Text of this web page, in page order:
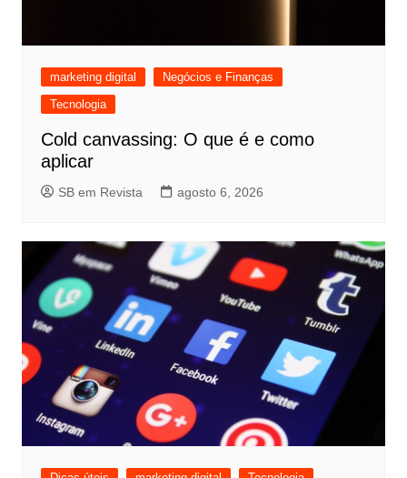
marketing digital
Negócios e Finanças
Tecnologia
Cold canvassing: O que é e como
aplicar
SB em Revista agosto 6, 2026